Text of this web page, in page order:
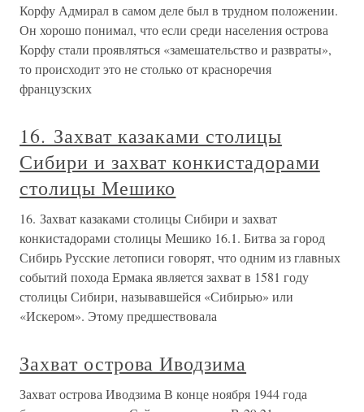
Корфу Адмирал в самом деле был в трудном положении.
Он хорошо понимал, что если среди населения острова
Корфу стали проявляться «замешательство и развраты»,
то происходит это не столько от красноречия
французских
16. Захват казаками столицы
Сибири и захват конкистадорами
столицы Мешико
16. Захват казаками столицы Сибири и захват
конкистадорами столицы Мешико 16.1. Битва за город
Сибирь Русские летописи говорят, что одним из главных
событий похода Ермака является захват в 1581 году
столицы Сибири, называвшейся «Сибирью» или
«Искером». Этому предшествовала
Захват острова Иводзима
Захват острова Иводзима В конце ноября 1944 года